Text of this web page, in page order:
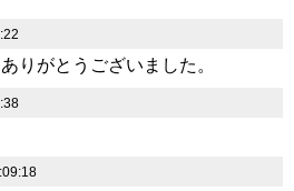
りがとうございました。